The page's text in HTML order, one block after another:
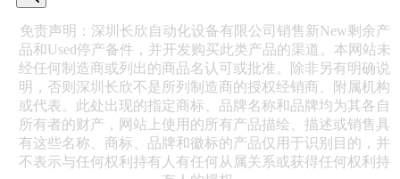
免责声明：深圳长欣自动化设备有限公司销售新New剩余产
品和Used停产备件，并开发购买此类产品的渠道。本网站未
经任何制造商或列出的商品名认可或批准。除非另有明确说
明，否则深圳长欣不是所列制造商的授权经销商、附属机构
或代表。此处出现的指定商标、品牌名称和品牌均为其各自
所有者的财产，网站上使用的所有产品描绘、描述或销售具
有这些名称、商标、品牌和徽标的产品仅用于识别目的，并
不表示与任何权利持有人有任何从属关系或获得任何权利持